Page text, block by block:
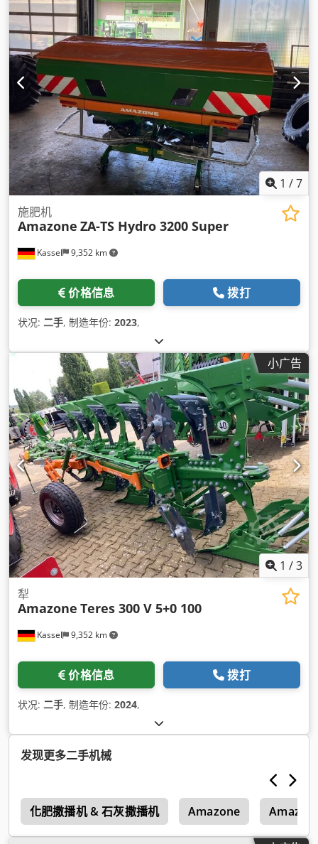
1 /7
Kassel 9,352 km
施肥机
Amazone ZA-TS Hydro 3200 Super
价格信息 拨打
状况: 二手, 制造年份: 2023,
小广告
1 /3
Kassel 9,352 km
犁
Amazone Teres 300 V 5+0 100
价格信息 拨打
状况: 二手, 制造年份: 2024,
发现更多二手机械
化肥撒播机 & 石灰撒播机 Amazone